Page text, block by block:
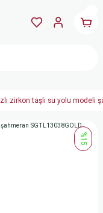
zirkon taşlı su yolu modeli
%15